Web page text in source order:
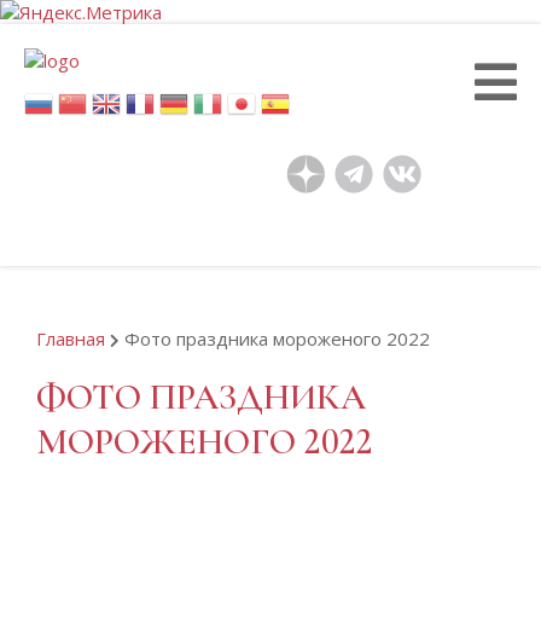
Главная Фото праздника мороженого 2022
ФОТО ПРАЗДНИКА
МОРОЖЕНОГО 2022